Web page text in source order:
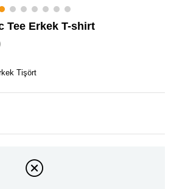
Tee Erkek T-shirt
Tişört